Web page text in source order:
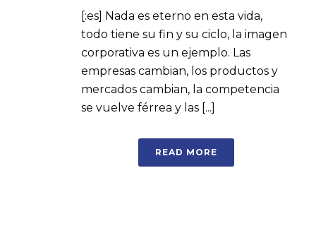
[:es] Nada es eterno en esta vida,
todo tiene su fin y su ciclo, la imagen
corporativa es un ejemplo. Las
empresas cambian, los productos y
mercados cambian, la competencia
se vuelve férrea y las [...]
READ MORE